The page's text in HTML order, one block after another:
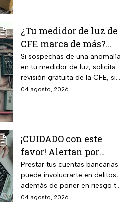
¿Tu medidor de luz de
CFE marca de más?
Así puedes saber si
presenta una falla
Si sospechas de una anomalía
en tu medidor de luz, solicita
revisión gratuita de la CFE, si
hay falla es totalmente
04 agosto, 2026
¡CUIDADO con este
favor! Alertan por
préstamo de cuentas
bancarias: razón por la
que debes decir que
Prestar tus cuentas bancarias
puede involucrarte en delitos,
además de poner en riesgo tu
patrimonio y situación legal;
04 agosto, 2026